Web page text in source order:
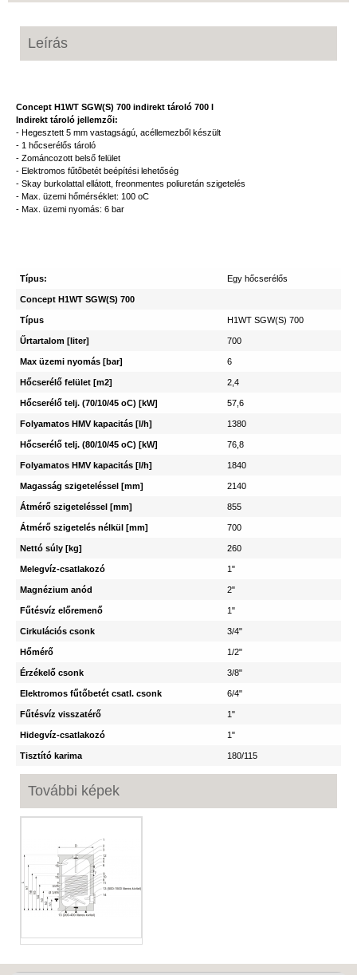
Leírás
Concept H1WT SGW(S) 700 indirekt tároló 700 l
Indirekt tároló jellemzői:
- Hegesztett 5 mm vastagságú, acéllemezből készült
- 1 hőcserélős tároló
- Zománcozott belső felület
- Elektromos fűtőbetét beépítési lehetőség
- Skay burkolattal ellátott, freonmentes poliuretán szigetelés
- Max. üzemi hőmérséklet: 100 oC
- Max. üzemi nyomás: 6 bar
Típus: Egy hőcserélős
Concept H1WT SGW(S) 700
Típus H1WT SGW(S) 700
Űrtartalom [liter] 700
Max üzemi nyomás [bar] 6
Hőcserélő felület [m2] 2,4
Hőcserélő telj. (70/10/45 oC) [kW] 57,6
Folyamatos HMV kapacitás [l/h] 1380
Hőcserélő telj. (80/10/45 oC) [kW] 76,8
Folyamatos HMV kapacitás [l/h] 1840
Magasság szigeteléssel [mm] 2140
Átmérő szigeteléssel [mm] 855
Átmérő szigetelés nélkül [mm] 700
Nettó súly [kg] 260
Melegvíz-csatlakozó 1"
Magnézium anód 2"
Fűtésvíz előremenő 1"
Cirkulációs csonk 3/4"
Hőmérő 1/2"
Érzékelő csonk 3/8"
Elektromos fűtőbetét csatl. csonk 6/4"
Fűtésvíz visszatérő 1"
Hidegvíz-csatlakozó 1"
Tisztító karima 180/115
További képek